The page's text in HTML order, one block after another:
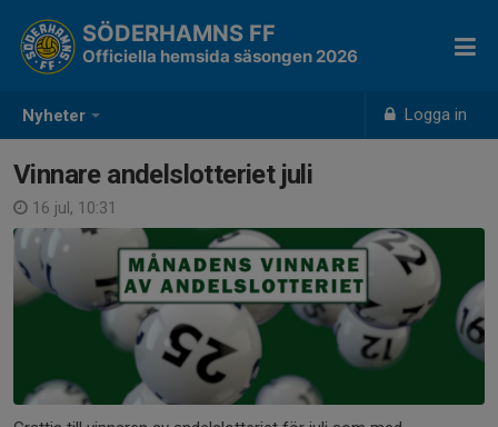
Nyheter Logga in
SÖDERHAMNS FF
Officiella hemsida säsongen 2026
Vinnare andelslotteriet juli
16 jul, 10:31